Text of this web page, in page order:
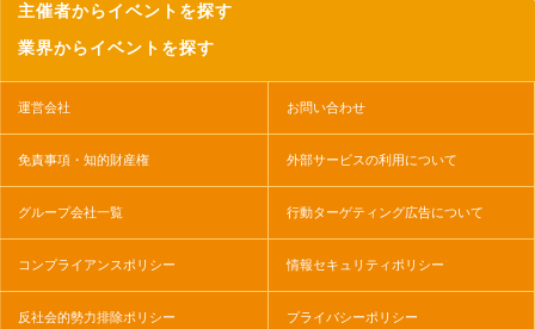
主催者からイベントを探す
業界からイベントを探す
運営会社 お問い合わせ
免責事項・知的財産権 外部サービスの利用について
グループ会社一覧 行動ターゲティング広告について
コンプライアンスポリシー 情報セキュリティポリシー
反社会的勢力排除ポリシー プライバシーポリシー